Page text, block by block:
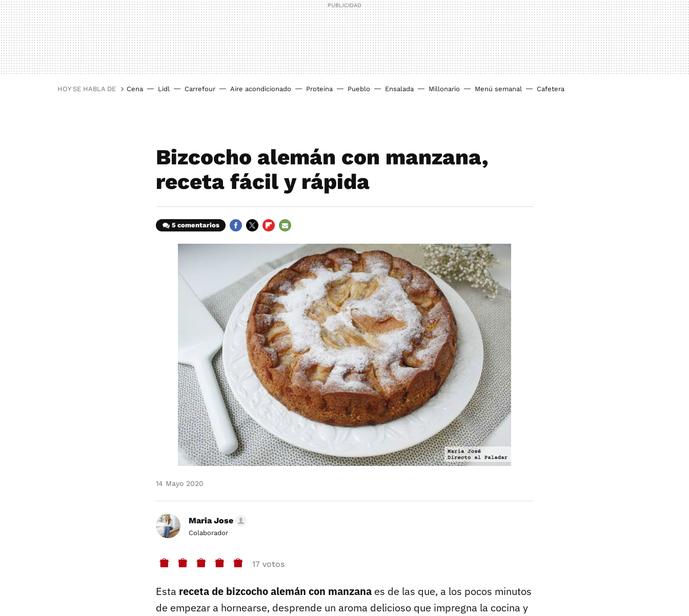
HOY SE HABLA DE Cena Lidl Carrefour Aire acondicionado Proteína Pueblo Ensalada Millonario Menú semanal Cafetera
Bizcocho alemán con manzana,
receta fácil y rápida
5 comentarios
MAIL
14 Mayo 2020
Maria Jose
Colaborador
17 votos
Esta receta de bizcocho alemán con manzana es de las que, a los pocos minutos
de empezar a hornearse, desprende un aroma delicioso que impregna la cocina y